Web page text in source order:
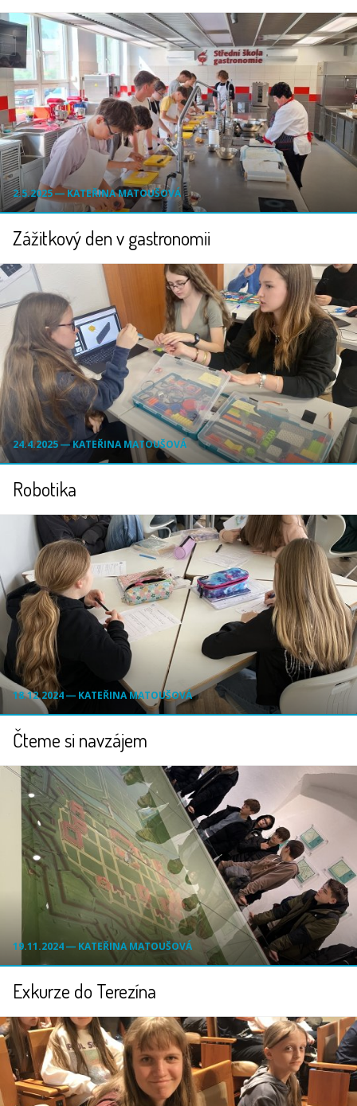
2.5.2025 ― KATEŘINA MATOUŠOVÁ
Zážitkový den v gastronomii
24.4.2025 ― KATEŘINA MATOUŠOVÁ
Robotika
18.12.2024 ― KATEŘINA MATOUŠOVÁ
Čteme si navzájem
19.11.2024 ― KATEŘINA MATOUŠOVÁ
Exkurze do Terezína